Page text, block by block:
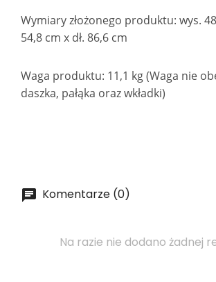
Wymiary złożonego produktu: wys.
54,8 cm x dł. 86,6 cm
Waga produktu: 11,1 kg (Waga nie
daszka, pałąka oraz wkładki)
Komentarze (0)
Na razie nie dodano żadnej